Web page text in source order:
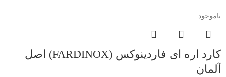
ناموجود
کارد اره ای فاردینوکس (FARDINOX) اصل
آلمان